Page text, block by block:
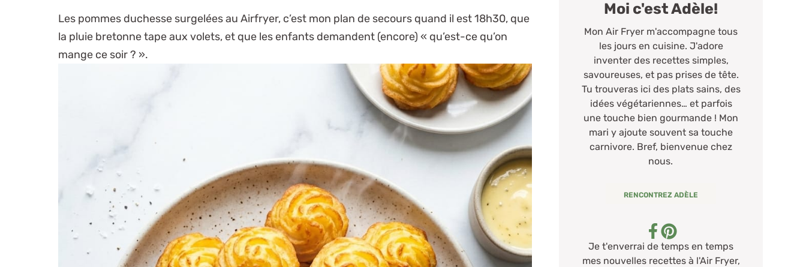
Les pommes duchesse surgelées au Airfryer, c’est mon plan de secours quand il est 18h30, que
la pluie bretonne tape aux volets, et que les enfants demandent (encore) « qu’est-ce qu’on
mange ce soir ? ».
Moi c'est Adèle!
Mon Air Fryer m'accompagne tous
les jours en cuisine. J'adore
inventer des recettes simples,
savoureuses, et pas prises de tête.
Tu trouveras ici des plats sains, des
idées végétariennes… et parfois
une touche bien gourmande ! Mon
mari y ajoute souvent sa touche
carnivore. Bref, bienvenue chez
nous.
RENCONTREZ ADÈLE
Je t'enverrai de temps en temps
mes nouvelles recettes à l'Air Fryer,